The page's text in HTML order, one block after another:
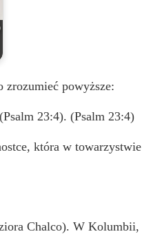
powyższe:
23:4). (Psalm 23:4)
która w towarzystwie
Chalco). W Kolumbii,